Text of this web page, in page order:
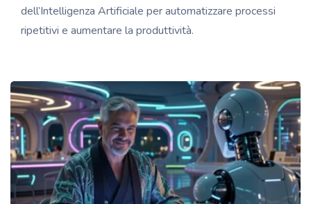
dell’Intelligenza Artificiale per automatizzare processi
ripetitivi e aumentare la produttività.